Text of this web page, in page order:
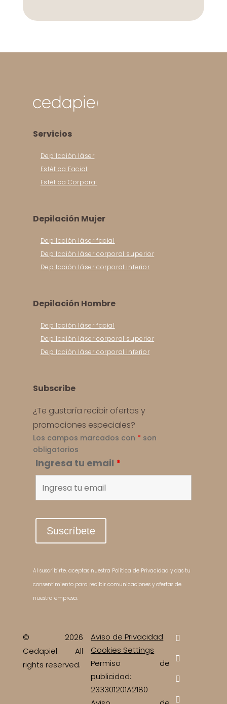
Servicios
Depilación láser
Estética Facial
Estética Corporal
Depilación Mujer
Depilación láser facial
Depilación láser corporal superior
Depilación láser corporal inferior
Depilación Hombre
Depilación láser facial
Depilación láser corporal superior
Depilación láser corporal inferior
Subscribe
¿Te gustaría recibir ofertas y
promociones especiales?
Los campos marcados con * son
obligatorios
Ingresa tu email *
Al suscribirte, aceptas nuestra Política de Privacidad y das tu
consentimiento para recibir comunicaciones y ofertas de
nuestra empresa.
© 2026
Cedapiel. All
rights reserved.
Aviso de Privacidad
Cookies Settings
Permiso de
publicidad:
233301201A2180